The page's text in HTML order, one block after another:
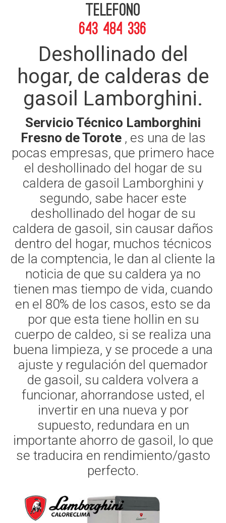
telefono
643 484 336
Deshollinado del
hogar, de calderas de
gasoil Lamborghini.
Servicio Técnico Lamborghini
Fresno de Torote , es una de las
pocas empresas, que primero hace
el deshollinado del hogar de su
caldera de gasoil Lamborghini y
segundo, sabe hacer este
deshollinado del hogar de su
caldera de gasoil, sin causar daños
dentro del hogar, muchos técnicos
de la comptencia, le dan al cliente la
noticia de que su caldera ya no
tienen mas tiempo de vida, cuando
en el 80% de los casos, esto se da
por que esta tiene hollin en su
cuerpo de caldeo, si se realiza una
buena limpieza, y se procede a una
ajuste y regulación del quemador
de gasoil, su caldera volvera a
funcionar, ahorrandose usted, el
invertir en una nueva y por
supuesto, redundara en un
importante ahorro de gasoil, lo que
se traducira en rendimiento/gasto
perfecto.